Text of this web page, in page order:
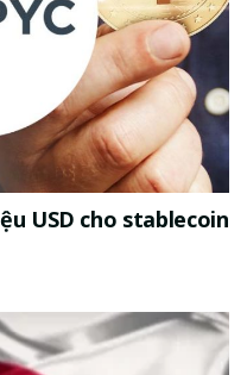
USD cho stablecoin